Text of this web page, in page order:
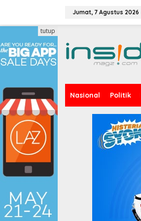
Jumat, 7 Agustus 2026
Nasional Politik
tutup